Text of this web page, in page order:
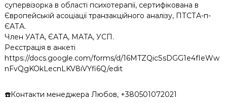
супервізорка в області психотерапії, сертифікована в
Європейській асоціації транзакційного аналізу, ПТСТА-п-
ЄАТА.
Член УАТА, ЄАТА, MATA, УСП.
Реєстрація в анкеті
https://docs.google.com/forms/d/16MTZQicSsDGG1e4fIeWw
nFvQgKOkLecnLKV8iVYfi6Q/edit
☎️Контакти менеджера Любов, +380501072021